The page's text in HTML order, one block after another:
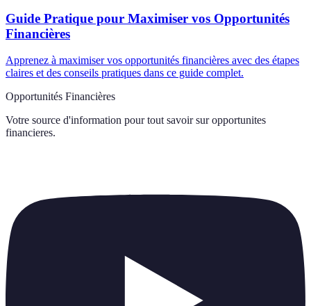
Guide Pratique pour Maximiser vos Opportunités
Financières
Apprenez à maximiser vos opportunités financières avec des étapes
claires et des conseils pratiques dans ce guide complet.
Opportunités Financières
Votre source d'information pour tout savoir sur opportunites
financieres.